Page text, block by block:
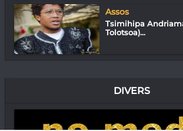
Assos
Tsimihipa
Tolotsoa)...
DIVERS